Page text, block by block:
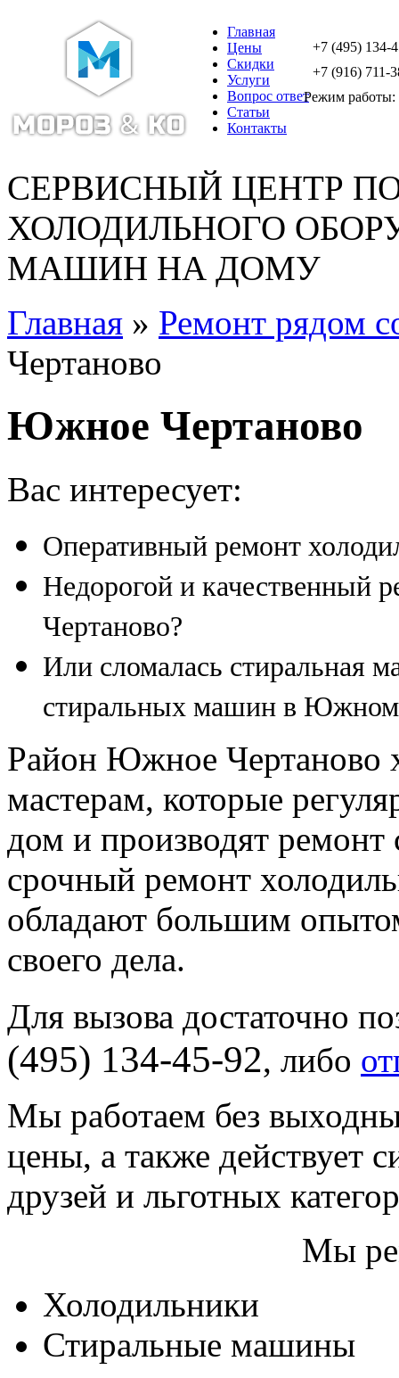
Главная
Цены
Скидки
Услуги
Вопрос ответ
Статьи
Контакты
+7 (495) 134-
+7 (916) 711-
Режим работы:
СЕРВИСНЫЙ ЦЕНТР
ХОЛОДИЛЬНОГО
МАШИН НА ДОМУ
Главная » Ремонт рядом
Чертаново
Южное Чертаново
Вас интересует:
Оперативный ремонт
Недорогой и качественный
Чертаново?
Или сломалась стиральная
стиральных машин в Южном
Район Южное Чертаново
мастерам, которые
дом и производят
срочный ремонт
обладают большим
своего дела.
Для вызова достаточно
(495) 134-45-92, либо
Мы работаем без
цены, а также действует
друзей и льготных
Мы
Холодильники
Стиральные машины